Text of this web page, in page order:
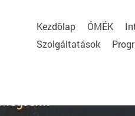
Kezdõlap ÓMÉK
Szolgáltatások